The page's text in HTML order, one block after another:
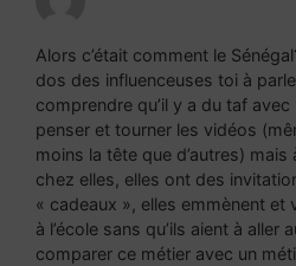
Alors c’était comment le
dos des influenceuses toi à
comprendre qu’il y a du taf
penser et tourner les vidéos
moins la tête que d’autres)
chez elles, elles ont des
« cadeaux », elles emmènent
à l’école sans qu’ils aient à
comparer ce métier avec un